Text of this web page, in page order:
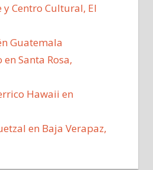
y Centro Cultural, El
Guatemala
Santa Rosa,
Hawaii en
en Baja Verapaz,